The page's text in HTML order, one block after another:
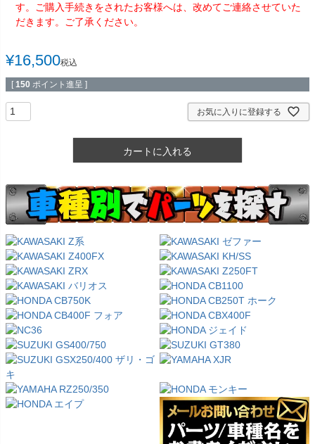
す。ご購入手続きをされたお客様へは、改めてご連絡させていた
だきます。ご了承ください。
¥16,500税込
[ 150 ポイント進呈 ]
お気に入りに登録する
カートに入れる